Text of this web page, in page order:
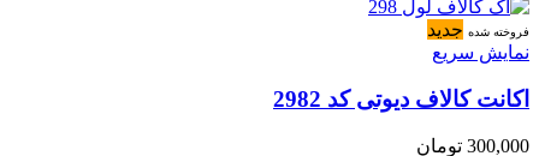
فروخته شده جدید
نمایش سریع
اکانت کالاف دیوتی کد 2982
300,000 تومان